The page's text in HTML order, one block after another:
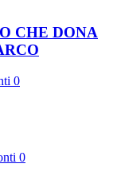
CHE DONA
0
0